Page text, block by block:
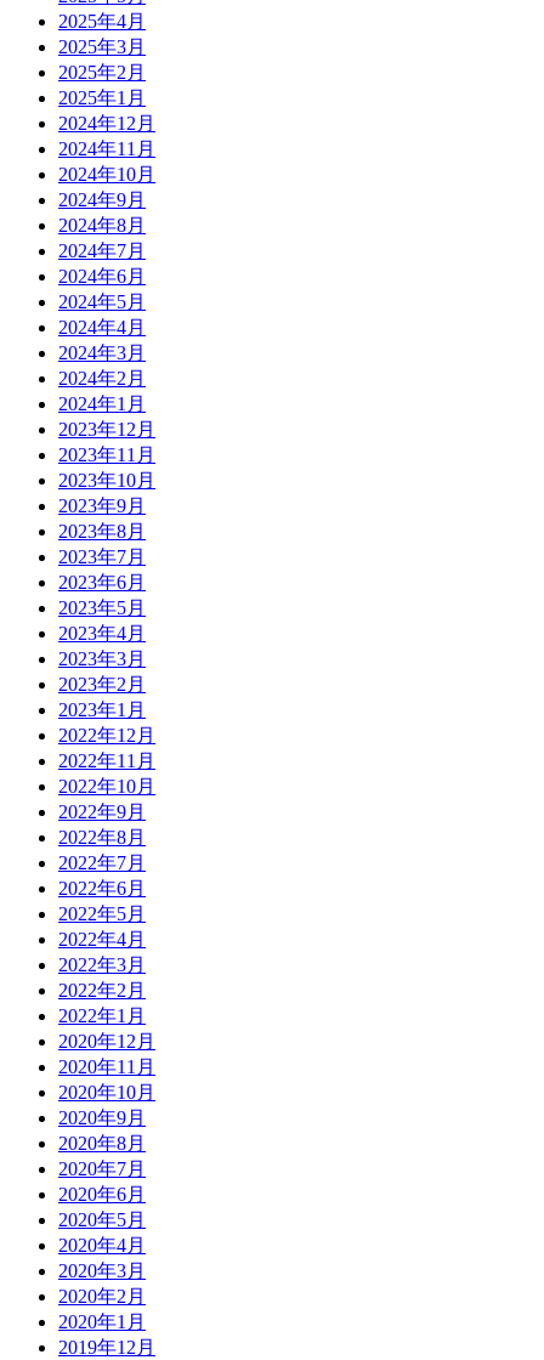
2025年4月
2025年3月
2025年2月
2025年1月
2024年12月
2024年11月
2024年10月
2024年9月
2024年8月
2024年7月
2024年6月
2024年5月
2024年4月
2024年3月
2024年2月
2024年1月
2023年12月
2023年11月
2023年10月
2023年9月
2023年8月
2023年7月
2023年6月
2023年5月
2023年4月
2023年3月
2023年2月
2023年1月
2022年12月
2022年11月
2022年10月
2022年9月
2022年8月
2022年7月
2022年6月
2022年5月
2022年4月
2022年3月
2022年2月
2022年1月
2020年12月
2020年11月
2020年10月
2020年9月
2020年8月
2020年7月
2020年6月
2020年5月
2020年4月
2020年3月
2020年2月
2020年1月
2019年12月